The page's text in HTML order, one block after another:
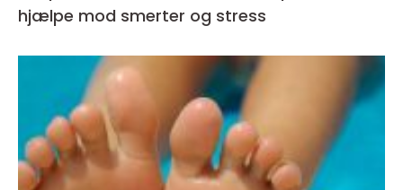
hjælpe mod smerter og stress